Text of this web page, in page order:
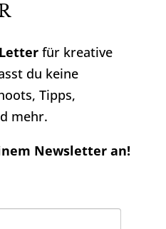
für kreative
du keine
Tipps,
mehr.
Newsletter an!